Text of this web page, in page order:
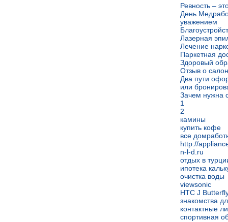
Ревность –
День
уважением
Лазерная
Лечение
Паркетная
Здоровый
Отзыв о
Два пути
или
Зачем нужна
1
2
камины
купить кофе
все
http://
n-l-d.ru
отдых в
ипотека
очистка воды
viewsonic
HTC J
знакомства
контактные
спортивная